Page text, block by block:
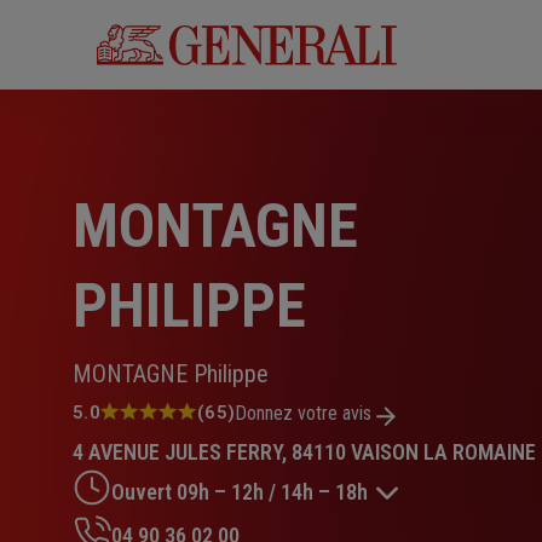
MONTAGNE
PHILIPPE
MONTAGNE Philippe
Note
5.0
sur
5
étoiles
5.0 (65)Donnez votre avis
4 AVENUE JULES FERRY, 84110 VAISON LA ROMAINE
Ouvert 09h – 12h / 14h – 18h
04 90 36 02 00